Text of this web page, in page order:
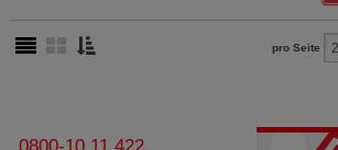
pro Seite